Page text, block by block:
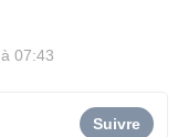
07:43
Suivre